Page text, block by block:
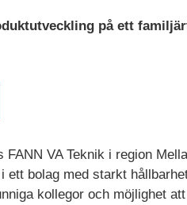
på ett
VA Teknik i region
ett bolag med starkt
kollegor och möjlighet